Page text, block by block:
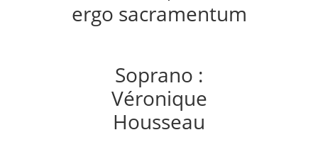
ergo sacramentum
Soprano :
Véronique
Housseau